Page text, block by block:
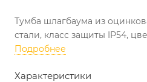
Тумба шлагбаума из
стали, класс защиты IP54,
Подробнее
Характеристики